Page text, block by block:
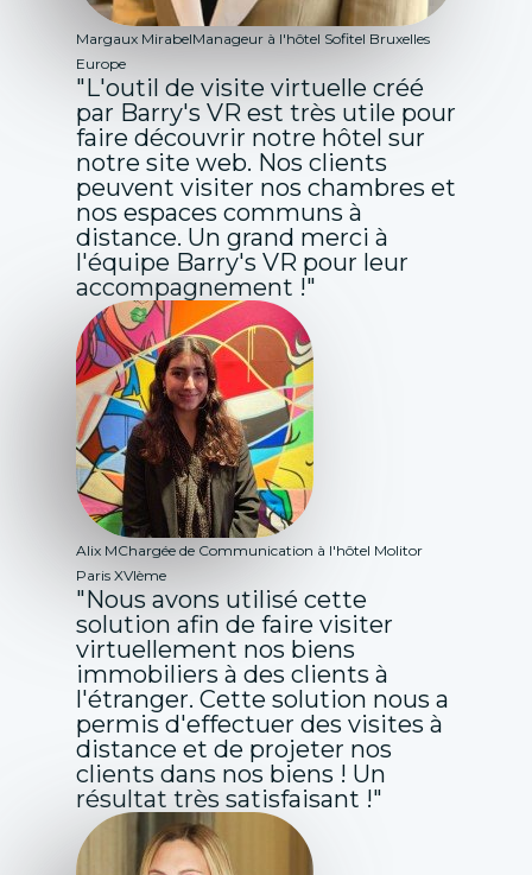
Margaux MirabelManageur à l'hôtel Sofitel Bruxelles
Europe
"L'outil de visite virtuelle créé
par Barry's VR est très utile pour
faire découvrir notre hôtel sur
notre site web. Nos clients
peuvent visiter nos chambres et
nos espaces communs à
distance. Un grand merci à
l'équipe Barry's VR pour leur
accompagnement !"
Alix MChargée de Communication à l'hôtel Molitor
Paris XVIème
"Nous avons utilisé cette
solution afin de faire visiter
virtuellement nos biens
immobiliers à des clients à
l'étranger. Cette solution nous a
permis d'effectuer des visites à
distance et de projeter nos
clients dans nos biens ! Un
résultat très satisfaisant !"